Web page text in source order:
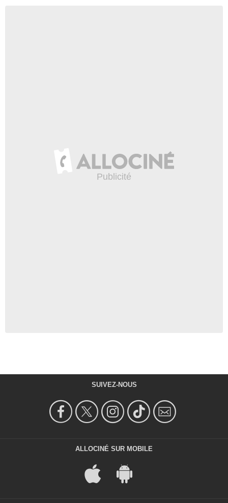
SUIVEZ-NOUS
ALLOCINÉ SUR MOBILE